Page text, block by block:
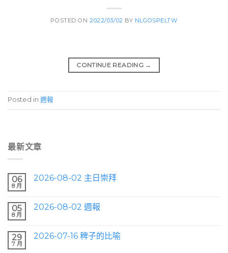
POSTED ON2022/03/02 BY NLGOSPELTW
CONTINUE READING →
Posted in 週報
最新文章
06
8 月
2026-08-02 主日崇拜
05
8 月
2026-08-02 週報
29
7 月
2026-07-16 稗子的比喻